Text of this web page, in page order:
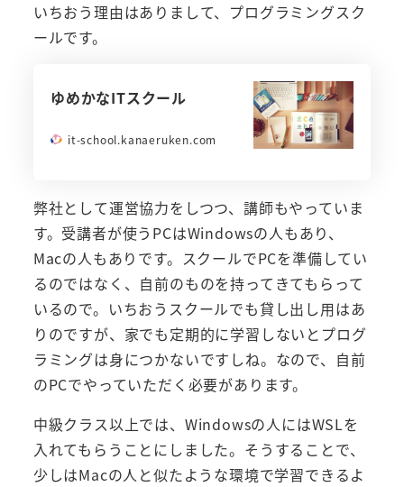
いちおう理由はありまして、プログラミングスク
ールです。
ゆめかなITスクール
it-school.kanaeruken.com
弊社として運営協力をしつつ、講師もやっていま
す。受講者が使うPCはWindowsの人もあり、
Macの人もありです。スクールでPCを準備してい
るのではなく、自前のものを持ってきてもらって
いるので。いちおうスクールでも貸し出し用はあ
りのですが、家でも定期的に学習しないとプログ
ラミングは身につかないですしね。なので、自前
のPCでやっていただく必要があります。
中級クラス以上では、Windowsの人にはWSLを
入れてもらうことにしました。そうすることで、
少しはMacの人と似たような環境で学習できるよ